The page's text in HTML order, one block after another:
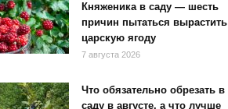
Княженика в саду — шесть
причин пытаться вырастить
царскую ягоду
7 августа 2026
Что обязательно обрезать в
саду в августе, а что лучше